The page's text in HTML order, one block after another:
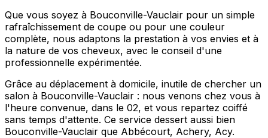
Que vous soyez à Bouconville-Vauclair pour un simple
rafraîchissement de coupe ou pour une couleur
complète, nous adaptons la prestation à vos envies et à
la nature de vos cheveux, avec le conseil d'une
professionnelle expérimentée.
Grâce au déplacement à domicile, inutile de chercher un
salon à Bouconville-Vauclair : nous venons chez vous à
l'heure convenue, dans le 02, et vous repartez coiffé
sans temps d'attente. Ce service dessert aussi bien
Bouconville-Vauclair que Abbécourt, Achery, Acy.